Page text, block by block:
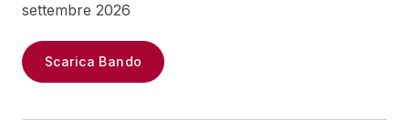
settembre 2026
Scarica Bando